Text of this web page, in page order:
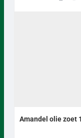
Amandel olie zoet